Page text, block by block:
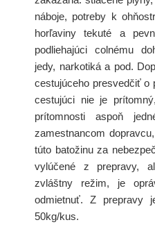
náboje, potreby k
horľaviny tekuté a
podliehajúci colnému
jedy, narkotiká a pod.
cestujúceho presvedčiť o
cestujúci nie je
prítomnosti aspoň
zamestnancom
túto batožinu za
vylúčené z prepravy,
zvláštny režim, je
odmietnuť. Z prepravy
50kg/kus.